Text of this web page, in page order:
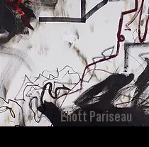
Éliott Pariseau